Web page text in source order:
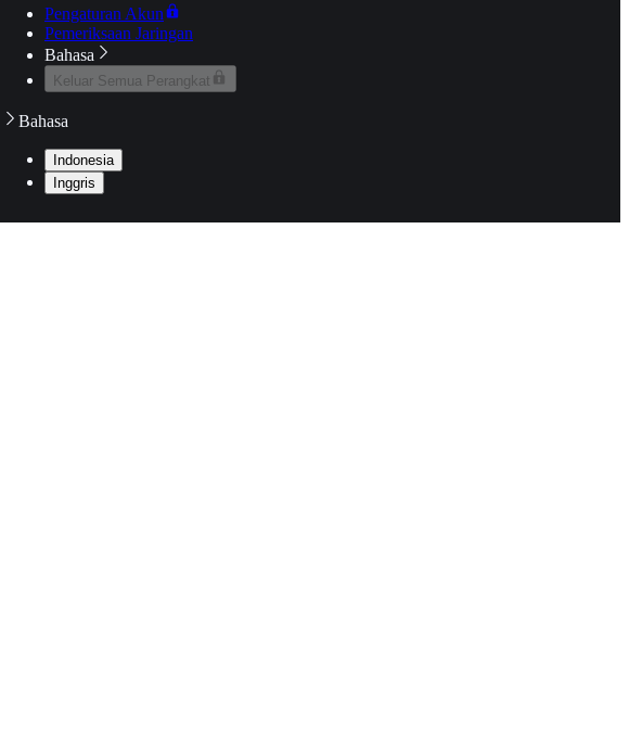
Pengaturan Akun
Pemeriksaan Jaringan
Bahasa
Keluar Semua Perangkat
Bahasa
Indonesia
Inggris